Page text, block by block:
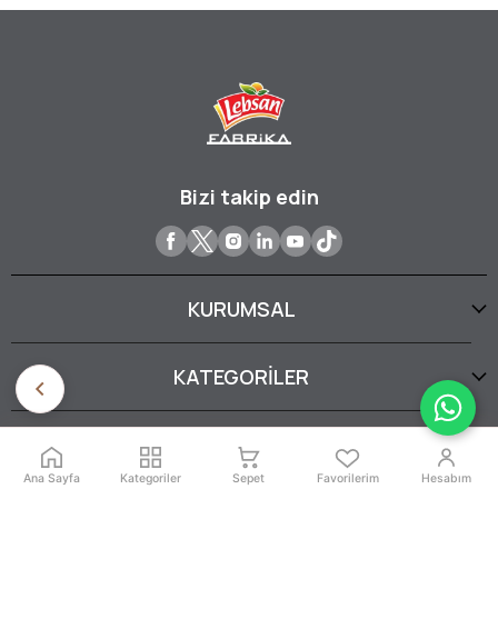
Bizi takip edin
KURUMSAL
KATEGORİLER
YARDIM
Ana Sayfa Kategoriler Sepet Favorilerim Hesabım